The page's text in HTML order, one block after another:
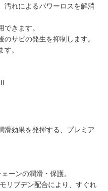
汚れによるパワーロスを解消
できます。
のサビの発生を抑制します。
。
滑効果を発揮する、プレミア
ーンの潤滑・保護。
リブデン配合により、すぐれ